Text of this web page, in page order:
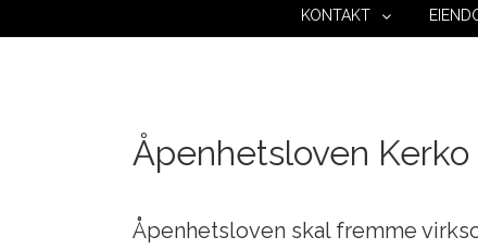
KONTAKT
Åpenhetsloven
Åpenhetsloven skal fremme